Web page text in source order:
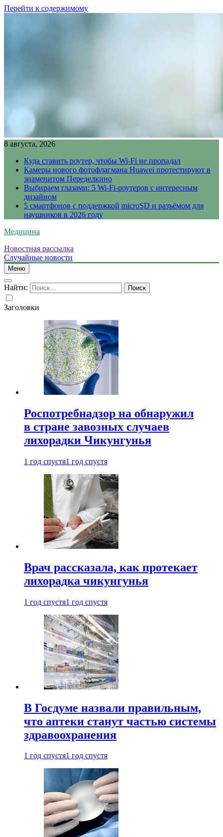
Перейти к содержимому
8 августа, 2026
Куда ставить роутер, чтобы Wi-Fi не пропадал
Камеры нового фотофлагмана Huawei протестируют в
знаменитом Переделкино
Выбираем глазами: 5 Wi-Fi-роутеров с интересным
дизайном
5 смартфонов с поддержкой microSD и разъёмом для
наушников в 2026 году
Медицина
Новостная рассылка
Случайные новости
Меню
Найти:
Заголовки
Роспотребнадзор на обнаружил
в стране завозных случаев
лихорадки Чикунгунья
1 год спустя1 год спустя
Врач рассказала, как протекает
лихорадка чикунгунья
1 год спустя1 год спустя
В Госдуме назвали правильным,
что аптеки станут частью системы
здравоохранения
1 год спустя1 год спустя